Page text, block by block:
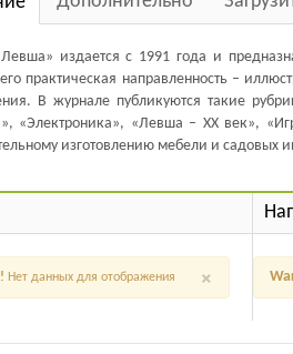
издается с 1991 года и
практическая направленность –
В журнале публикуются такие
«Электроника», «Левша – XX век»,
изготовлению мебели и садовых
×
Нет данных для отображения